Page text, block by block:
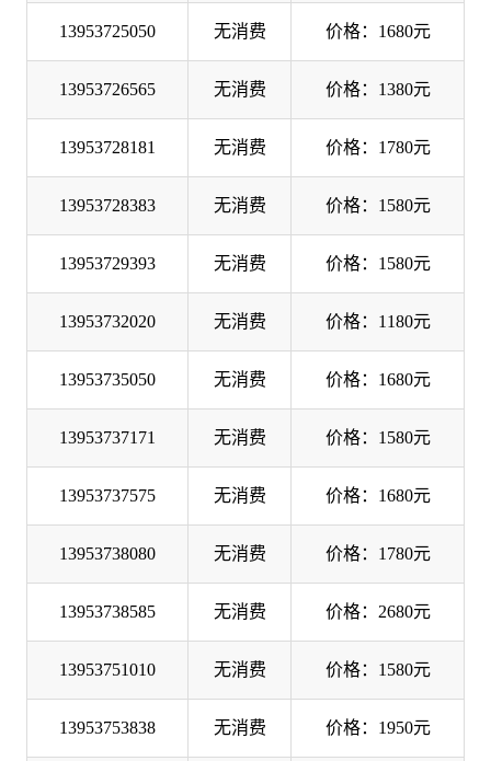
13953725050 无消费 价格：1680元
13953726565 无消费 价格：1380元
13953728181 无消费 价格：1780元
13953728383 无消费 价格：1580元
13953729393 无消费 价格：1580元
13953732020 无消费 价格：1180元
13953735050 无消费 价格：1680元
13953737171 无消费 价格：1580元
13953737575 无消费 价格：1680元
13953738080 无消费 价格：1780元
13953738585 无消费 价格：2680元
13953751010 无消费 价格：1580元
13953753838 无消费 价格：1950元